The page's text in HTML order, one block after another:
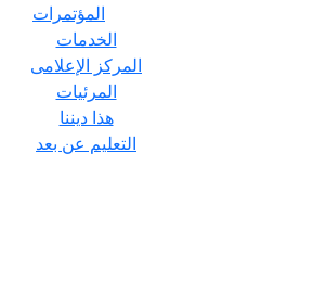
المؤتمرات
الخدمات
المركز الإعلامى
المرئيات
هذا ديننا
التعليم عن بعد